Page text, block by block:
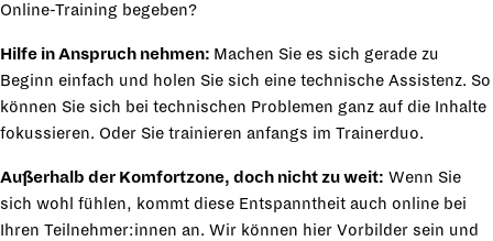
Online-Training begeben?
Hilfe in Anspruch nehmen: Machen Sie es sich gerade zu
Beginn einfach und holen Sie sich eine technische Assistenz. So
können Sie sich bei technischen Problemen ganz auf die Inhalte
fokussieren. Oder Sie trainieren anfangs im Trainerduo.
Außerhalb der Komfortzone, doch nicht zu weit: Wenn Sie
sich wohl fühlen, kommt diese Entspanntheit auch online bei
Ihren Teilnehmer:innen an. Wir können hier Vorbilder sein und